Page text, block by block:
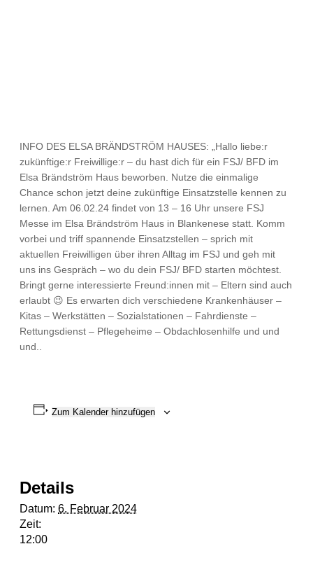
INFO DES ELSA BRÄNDSTRÖM HAUSES: „Hallo liebe:r
zukünftige:r Freiwillige:r – du hast dich für ein FSJ/ BFD im
Elsa Brändström Haus beworben. Nutze die einmalige
Chance schon jetzt deine zukünftige Einsatzstelle kennen zu
lernen. Am 06.02.24 findet von 13 – 16 Uhr unsere FSJ
Messe im Elsa Brändström Haus in Blankenese statt. Komm
vorbei und triff spannende Einsatzstellen – sprich mit
aktuellen Freiwilligen über ihren Alltag im FSJ und geh mit
uns ins Gespräch – wo du dein FSJ/ BFD starten möchtest.
Bringt gerne interessierte Freund:innen mit – Eltern sind auch
erlaubt 😉 Es erwarten dich verschiedene Krankenhäuser –
Kitas – Werkstätten – Sozialstationen – Fahrdienste –
Rettungsdienst – Pflegeheime – Obdachlosenhilfe und und
und..
Zum Kalender hinzufügen
Details
Datum: 6. Februar 2024
Zeit:
12:00